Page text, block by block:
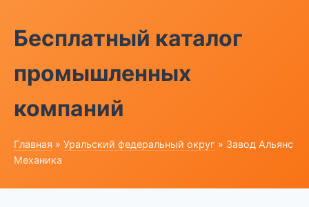
Бесплатный каталог
промышленных
компаний
Главная » Уральский федеральный округ » Завод Альянс
Механика